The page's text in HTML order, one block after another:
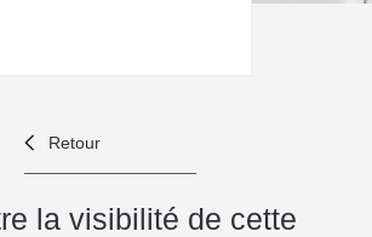
Retour
la visibilité de cette